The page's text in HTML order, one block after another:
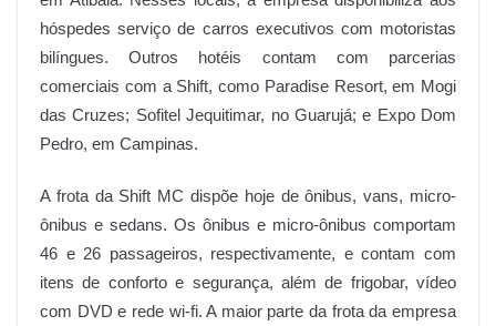
hóspedes serviço de carros executivos com motoristas
bilíngues. Outros hotéis contam com parcerias
comerciais com a Shift, como Paradise Resort, em Mogi
das Cruzes; Sofitel Jequitimar, no Guarujá; e Expo Dom
Pedro, em Campinas.
A frota da Shift MC dispõe hoje de ônibus, vans, micro-
ônibus e sedans. Os ônibus e micro-ônibus comportam
46 e 26 passageiros, respectivamente, e contam com
itens de conforto e segurança, além de frigobar, vídeo
com DVD e rede wi-fi. A maior parte da frota da empresa